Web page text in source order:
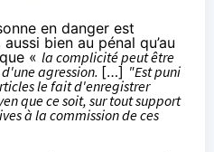
en danger est
aussi bien au pénal qu’au
que « la complicité peut être
agression. […] "Est puni
le fait d'enregistrer
que ce soit, sur tout support
à la commission de ces